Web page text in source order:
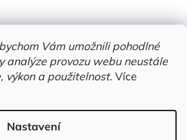
Vám umožnili pohodlné
analýze provozu webu neustále
výkon a použitelnost. Více
Nastavení
Vytvořil Shoptet